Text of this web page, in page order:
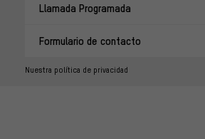
Llamada Programada
Formulario de contacto
Nuestra política de privacidad